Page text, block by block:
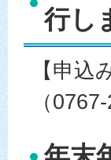
行し
【申
（